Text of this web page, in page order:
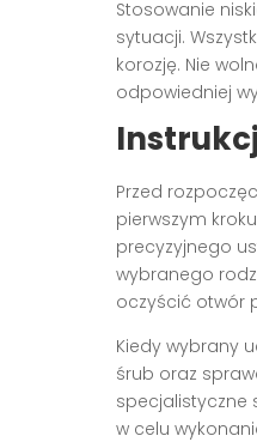
Stosowanie
sytuacji.
korozję. Nie
odpowiedniej
Przed
pierwszym
precyzyjnego
wybranego
oczyścić otwór
Kiedy wybrany
śrub oraz
specjalistyczne
w celu